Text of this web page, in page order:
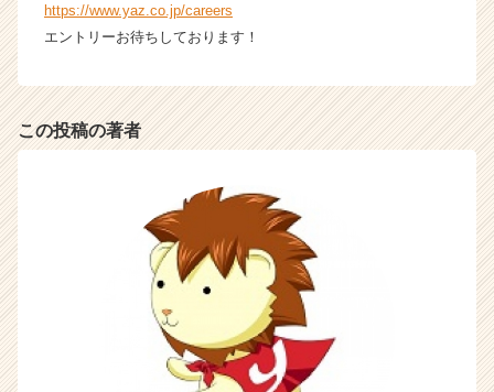
https://www.yaz.co.jp/careers
エントリーお待ちしております！
この投稿の著者